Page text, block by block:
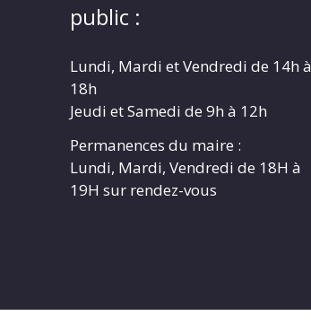
public :
Lundi, Mardi et Vendredi de 14h à
18h
Jeudi et Samedi de 9h à 12h
Permanences du maire :
Lundi, Mardi, Vendredi de 18H à
19H sur rendez-vous